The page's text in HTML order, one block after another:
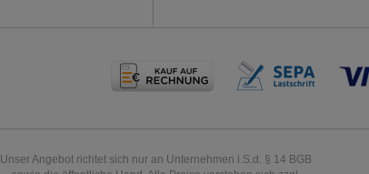
Unser Angebot richtet sich nur an Unternehmen i.S.d. § 14 BGB